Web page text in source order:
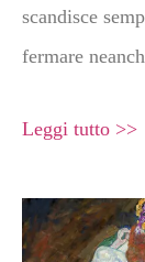
scandisce
fermare
Leggi tutto >>